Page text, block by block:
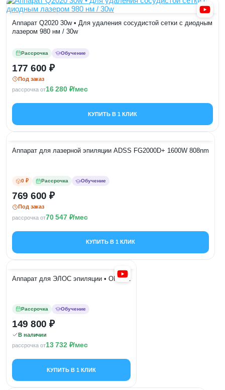
Аппарат Q2020 30w • Для удаления сосудистой сетки с диодным
лазером 980 нм / 30w
Рассрочка Обучение
177 600
Под заказ
рассрочка от16 280 /мес
КУПИТЬ В 1 КЛИК
Аппарат для лазерной эпиляции ADSS FG2000D+ 1600W 808nm
0 ₽ Рассрочка Обучение
769 600
Под заказ
рассрочка от70 547 /мес
КУПИТЬ В 1 КЛИК
Аппарат для ЭЛОС эпиляции • OPT-02
Рассрочка Обучение
149 800
В наличии
рассрочка от13 732 /мес
КУПИТЬ В 1 КЛИК